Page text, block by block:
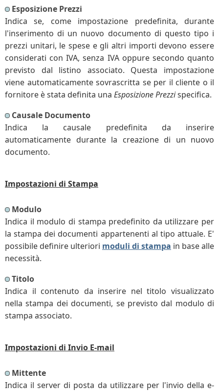
Esposizione Prezzi
Indica se, come impostazione predefinita, durante
l'inserimento di un nuovo documento di questo tipo i
prezzi unitari, le spese e gli altri importi devono essere
considerati con IVA, senza IVA oppure secondo quanto
previsto dal listino associato. Questa impostazione
viene automaticamente sovrascritta se per il cliente o il
fornitore è stata definita una Esposizione Prezzispecifica.
Causale Documento
Indica la causale predefinita da inserire
automaticamente durante la creazione di un nuovo
documento.
Impostazioni di Stampa
Modulo
Indica il modulo di stampa predefinito da utilizzare per
la stampa dei documenti appartenenti al tipo attuale. E'
possibile definire ulteriori moduli di stampa in base alle
necessità.
Titolo
Indica il contenuto da inserire nel titolo visualizzato
nella stampa dei documenti, se previsto dal modulo di
stampa associato.
Impostazioni di Invio E-mail
Mittente
Indica il server di posta da utilizzare per l'invio della e-